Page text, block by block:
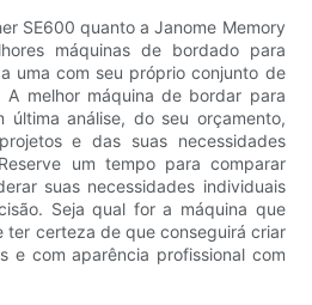
SE600 quanto a Janome Memory
máquinas de bordado para
uma com seu próprio conjunto de
A melhor máquina de bordar para
última análise, do seu orçamento,
e das suas necessidades
um tempo para comparar
suas necessidades individuais
Seja qual for a máquina que
ter certeza de que conseguirá criar
e com aparência profissional com